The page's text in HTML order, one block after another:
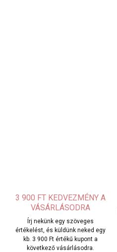
3 900 FT KEDVEZMÉNY A
VÁSÁRLÁSODRA
Írj nekünk egy szöveges
értékelést, és küldünk neked egy
kb. 3 900 Ft értékű kupont a
következő vásárlásodra.